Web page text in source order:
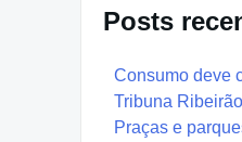
Posts
Consumo deve
Tribuna Ribeirão
Praças e